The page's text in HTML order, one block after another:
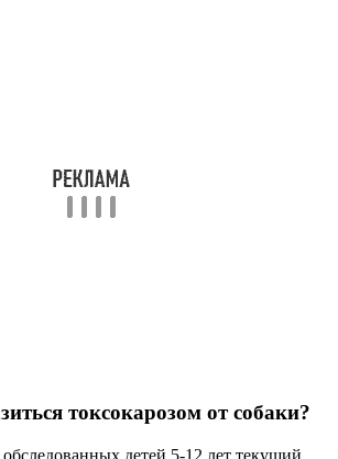
токсокарозом от собаки?
детей 5-12 лет текущий